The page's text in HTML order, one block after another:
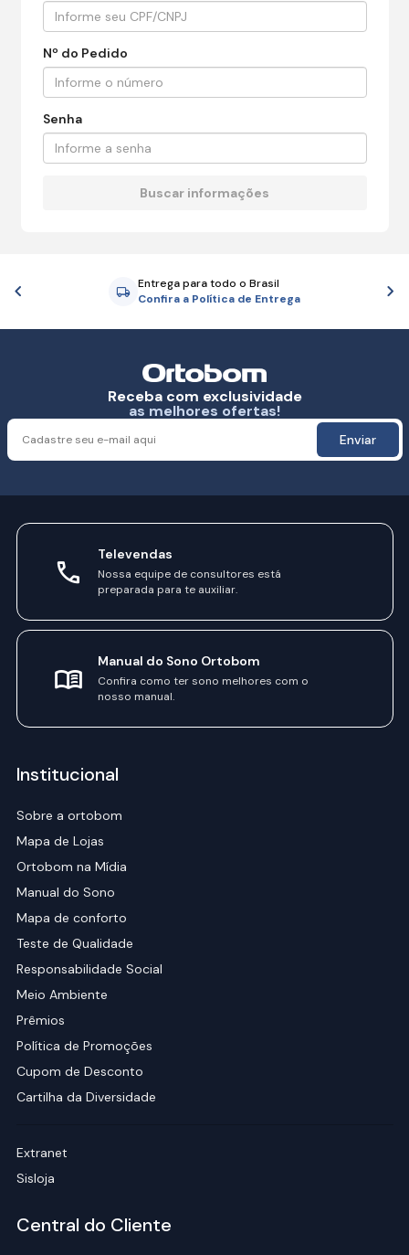
Nº do Pedido
Senha
Entrega para todo o Brasil
Confira a Política de Entrega
Anterior
Receba com exclusividade
as melhores ofertas!
Enviar
Televendas
Nossa equipe de consultores está
preparada para te auxiliar.
Manual do Sono Ortobom
Confira como ter sono melhores com o
nosso manual.
Institucional
Sobre a ortobom
Mapa de Lojas
Ortobom na Mídia
Manual do Sono
Mapa de conforto
Teste de Qualidade
Responsabilidade Social
Meio Ambiente
Prêmios
Política de Promoções
Cupom de Desconto
Cartilha da Diversidade
Extranet
Sisloja
Central do Cliente